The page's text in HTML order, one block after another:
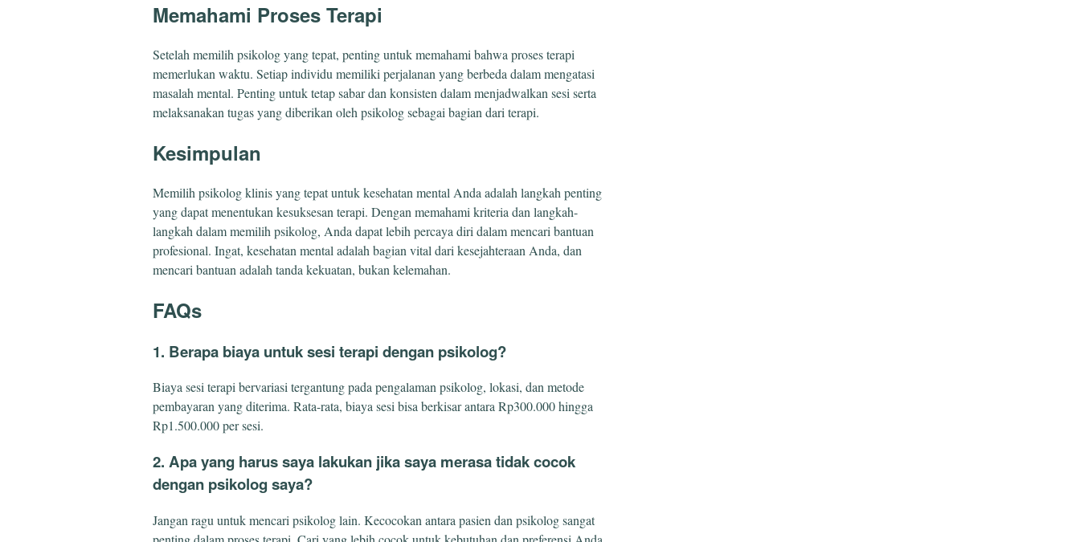
Memahami Proses Terapi
Setelah memilih psikolog yang tepat, penting untuk memahami bahwa proses terapi
memerlukan waktu. Setiap individu memiliki perjalanan yang berbeda dalam mengatasi
masalah mental. Penting untuk tetap sabar dan konsisten dalam menjadwalkan sesi serta
melaksanakan tugas yang diberikan oleh psikolog sebagai bagian dari terapi.
Kesimpulan
Memilih psikolog klinis yang tepat untuk kesehatan mental Anda adalah langkah penting
yang dapat menentukan kesuksesan terapi. Dengan memahami kriteria dan langkah-
langkah dalam memilih psikolog, Anda dapat lebih percaya diri dalam mencari bantuan
profesional. Ingat, kesehatan mental adalah bagian vital dari kesejahteraan Anda, dan
mencari bantuan adalah tanda kekuatan, bukan kelemahan.
FAQs
1. Berapa biaya untuk sesi terapi dengan psikolog?
Biaya sesi terapi bervariasi tergantung pada pengalaman psikolog, lokasi, dan metode
pembayaran yang diterima. Rata-rata, biaya sesi bisa berkisar antara Rp300.000 hingga
Rp1.500.000 per sesi.
2. Apa yang harus saya lakukan jika saya merasa tidak cocok
dengan psikolog saya?
Jangan ragu untuk mencari psikolog lain. Kecocokan antara pasien dan psikolog sangat